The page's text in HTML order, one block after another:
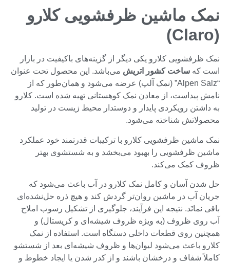
نمک ماشین ظرفشویی کلارو
(Claro)
نمک ظرفشویی کلارو یکی دیگر از گزینه‌های باکیفیت در بازار
است که ساخت کشور اتریش می‌باشد. این محصول تحت عنوان
“Alpen Salz” (نمک آلپ) عرضه می‌شود و همان‌طور که از
نامش پیداست، از معادن نمک کوهستانی تهیه شده است. کلارو
به داشتن رویکردی پایدار و دوستدار محیط‌ زیست در تولید
محصولاتش شناخته می‌شود.
نمک ماشین ظرفشویی کلارو با ترکیبات قدرتمند خود عملکرد
ماشین ظرفشویی را بهبود می‌بخشد و به شستشوی بهتر
ظروف کمک می‌کند.
حل شدن آسان و کامل نمک کلارو در آب باعث می‌شود که
جریان آب در ماشین روان‌تر گردش کند و هیچ ذره حل‌نشده‌ای
باقی نمانَد. نتیجه این فرآیند، جلوگیری از تشکیل رسوب املاح
آب روی ظروف (به ویژه ظروف شیشه‌ای و کریستال) و
همچنین روی قطعات داخلی دستگاه است. استفاده از نمک
کلارو باعث می‌شود لیوان‌ها و ظروف شیشه‌ای بعد از شستشو
کاملاً شفاف و درخشان باشند و از کدر شدن یا ایجاد خطوط و